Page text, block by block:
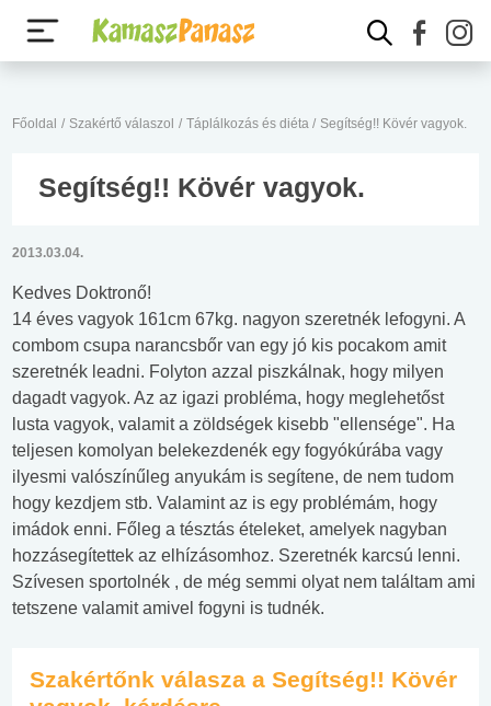
Főoldal / Szakértő válaszol / Táplálkozás és diéta / Segítség!! Kövér vagyok.
Segítség!! Kövér vagyok.
2013.03.04.
Kedves Doktronő!
14 éves vagyok 161cm 67kg. nagyon szeretnék lefogyni. A
combom csupa narancsbőr van egy jó kis pocakom amit
szeretnék leadni. Folyton azzal piszkálnak, hogy milyen
dagadt vagyok. Az az igazi probléma, hogy meglehetőst
lusta vagyok, valamit a zöldségek kisebb "ellensége". Ha
teljesen komolyan belekezdenék egy fogyókúrába vagy
ilyesmi valószínűleg anyukám is segítene, de nem tudom
hogy kezdjem stb. Valamint az is egy problémám, hogy
imádok enni. Főleg a tésztás ételeket, amelyek nagyban
hozzásegítettek az elhízásomhoz. Szeretnék karcsú lenni.
Szívesen sportolnék , de még semmi olyat nem találtam ami
tetszene valamit amivel fogyni is tudnék.
Szakértőnk válasza a Segítség!! Kövér